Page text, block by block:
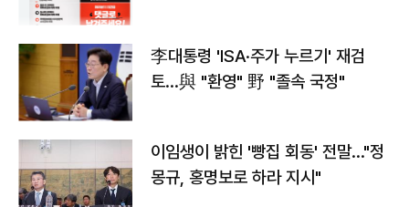
李대통령 'ISA·주가 누르기' 재검
토…與 "환영" 野 "졸속 국정"
이임생이 밝힌 '빵집 회동' 전말…"정
몽규, 홍명보로 하라 지시"